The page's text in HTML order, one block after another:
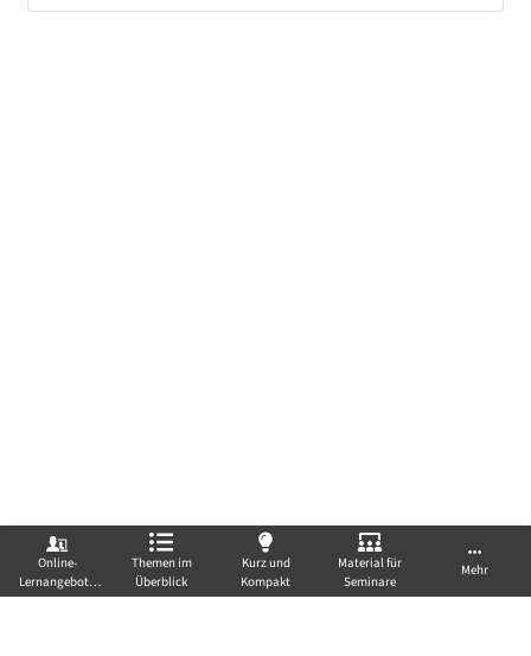
Online-
Lernangebote
von A-Z
Themen im
Überblick
Kurz und
Kompakt
Material für
Seminare
Mehr
Seitenlink kopieren